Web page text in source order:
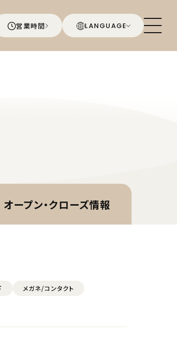
営業時間 LANGUAGE
オープン・クローズ情報
メガネ/コンタクト